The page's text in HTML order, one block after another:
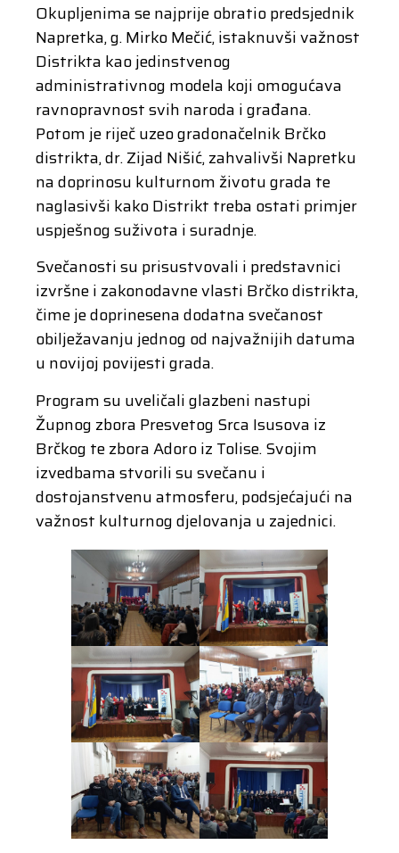
Okupljenima se najprije obratio predsjednik
Napretka, g. Mirko Mečić, istaknuvši važnost
Distrikta kao jedinstvenog
administrativnog modela koji omogućava
ravnopravnost svih naroda i građana.
Potom je riječ uzeo gradonačelnik Brčko
distrikta, dr. Zijad Nišić, zahvalivši Napretku
na doprinosu kulturnom životu grada te
naglasivši kako Distrikt treba ostati primjer
uspješnog suživota i suradnje.
Svečanosti su prisustvovali i predstavnici
izvršne i zakonodavne vlasti Brčko distrikta,
čime je doprinesena dodatna svečanost
obilježavanju jednog od najvažnijih datuma
u novijoj povijesti grada.
Program su uveličali glazbeni nastupi
Župnog zbora Presvetog Srca Isusova iz
Brčkog te zbora Adoro iz Tolise. Svojim
izvedbama stvorili su svečanu i
dostojanstvenu atmosferu, podsjećajući na
važnost kulturnog djelovanja u zajednici.